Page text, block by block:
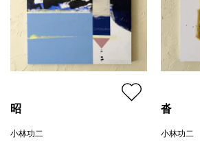
Oct.12,2023
昭
小林功二
沓
小林功二